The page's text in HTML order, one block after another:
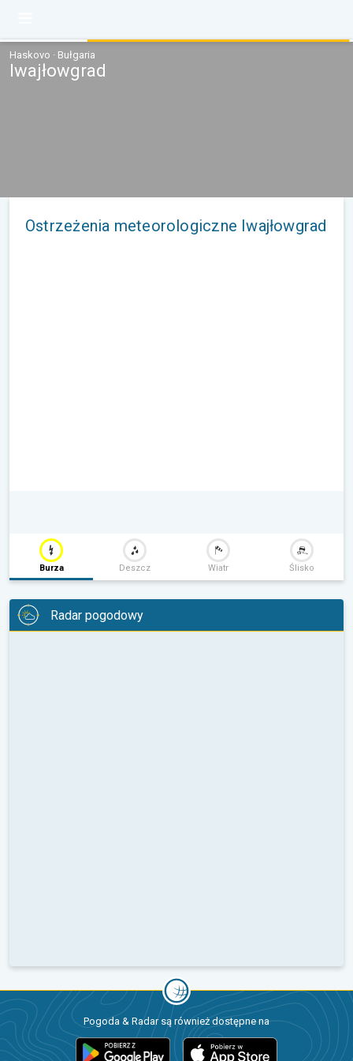
Haskovo · Bułgaria
Iwajłowgrad
Ostrzeżenia meteorologiczne Iwajłowgrad
Burza Deszcz Wiatr Ślisko
Radar pogodowy
Pogoda & Radar są również dostępne na